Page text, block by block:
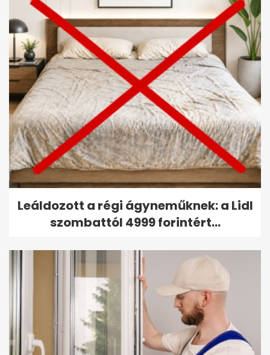
Leáldozott a régi ágyneműknek: a Lidl
szombattól 4999 forintért...